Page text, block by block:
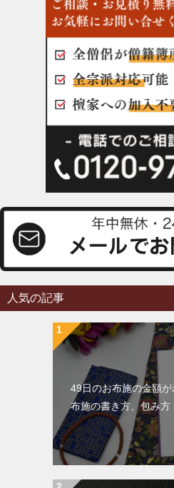
人気の記事
49日のお布施の金額
布施の書き方、包み方